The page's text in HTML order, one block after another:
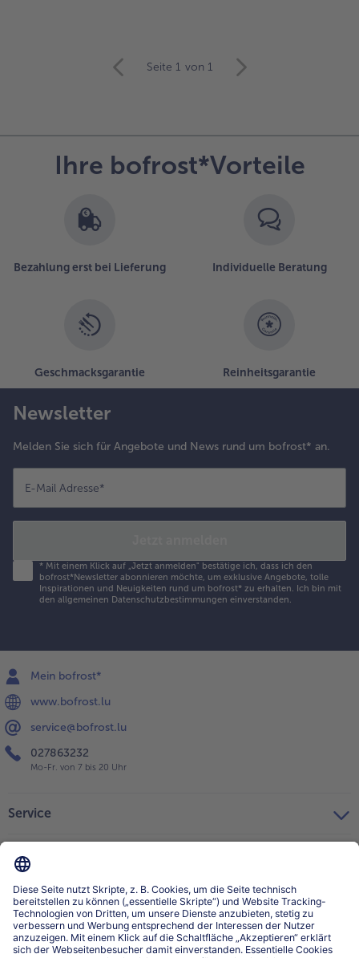
Es
befinden
Seite 1 von 1
Ihre bofrost*Vorteile
Bezahlung erst bei Lieferung Individuelle Beratung
Geschmacksgarantie Reinheitsgarantie
Newsletter
Melden Sie sich für Angebote und News rund um bofrost* an.
E-Mail Adresse*
* Mit einem Klick auf „Jetzt anmelden" bestätige ich, dass ich den
bofrost*Newsletter abonnieren möchte, um exklusive Angebote, tolle
Inspirationen und Neuigkeiten rund um bofrost* zu erhalten. Ich bin mit
den allgemeinen Datenschutzbestimmungen einverstanden.
Mein bofrost*
www.bofrost.lu
service@bofrost.lu
027863232
Mo-Fr. von 7 bis 20 Uhr
Service
Über bofrost*
Kategorien